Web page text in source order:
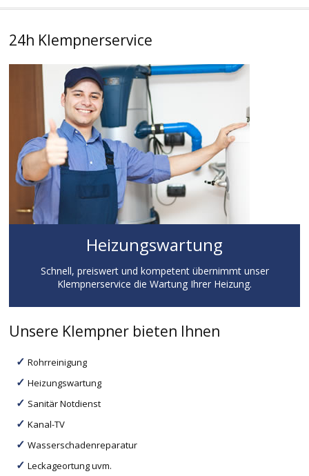
24h Klempnerservice
Heizungswartung
Schnell, preiswert und kompetent übernimmt unser
Klempnerservice die Wartung Ihrer Heizung.
Unsere Klempner bieten Ihnen
Rohrreinigung
Heizungswartung
Sanitär Notdienst
Kanal-TV
Wasserschadenreparatur
Leckageortung uvm.